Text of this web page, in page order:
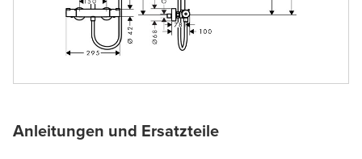
Anleitungen und Ersatzteile